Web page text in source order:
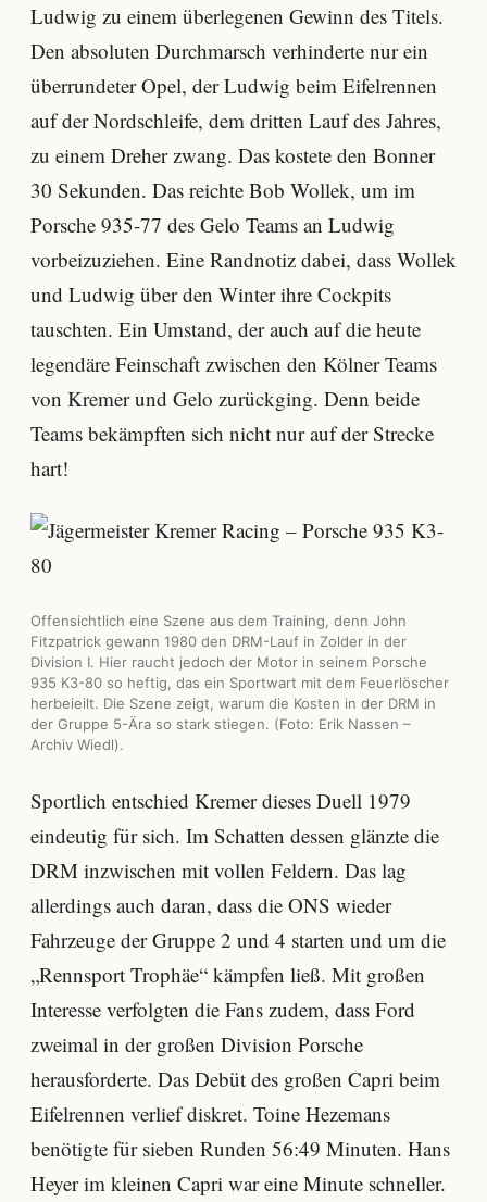
Ludwig zu einem überlegenen Gewinn des Titels.
Den absoluten Durchmarsch verhinderte nur ein
überrundeter Opel, der Ludwig beim Eifelrennen
auf der Nordschleife, dem dritten Lauf des Jahres,
zu einem Dreher zwang. Das kostete den Bonner
30 Sekunden. Das reichte Bob Wollek, um im
Porsche 935-77 des Gelo Teams an Ludwig
vorbeizuziehen. Eine Randnotiz dabei, dass Wollek
und Ludwig über den Winter ihre Cockpits
tauschten. Ein Umstand, der auch auf die heute
legendäre Feinschaft zwischen den Kölner Teams
von Kremer und Gelo zurückging. Denn beide
Teams bekämpften sich nicht nur auf der Strecke
hart!
Offensichtlich eine Szene aus dem Training, denn John
Fitzpatrick gewann 1980 den DRM-Lauf in Zolder in der
Division I. Hier raucht jedoch der Motor in seinem Porsche
935 K3-80 so heftig, das ein Sportwart mit dem Feuerlöscher
herbeieilt. Die Szene zeigt, warum die Kosten in der DRM in
der Gruppe 5-Ära so stark stiegen. (Foto: Erik Nassen –
Archiv Wiedl).
Sportlich entschied Kremer dieses Duell 1979
eindeutig für sich. Im Schatten dessen glänzte die
DRM inzwischen mit vollen Feldern. Das lag
allerdings auch daran, dass die ONS wieder
Fahrzeuge der Gruppe 2 und 4 starten und um die
„Rennsport Trophäe“ kämpfen ließ. Mit großen
Interesse verfolgten die Fans zudem, dass Ford
zweimal in der großen Division Porsche
herausforderte. Das Debüt des großen Capri beim
Eifelrennen verlief diskret. Toine Hezemans
benötigte für sieben Runden 56:49 Minuten. Hans
Heyer im kleinen Capri war eine Minute schneller.